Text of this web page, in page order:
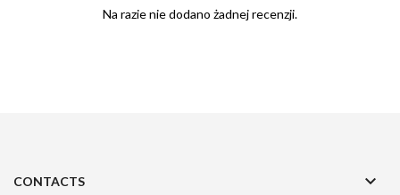
Na razie nie dodano żadnej recenzji.
CONTACTS 